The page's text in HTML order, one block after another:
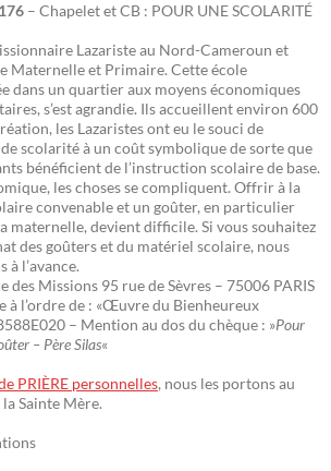
– Chapelet et CB : POUR UNE SCOLARITÉ
Lazariste au Nord-Cameroun et
Maternelle et Primaire. Cette école
dans un quartier aux moyens économiques
s’est agrandie. Ils accueillent environ 600
les Lazaristes ont eu le souci de
scolarité à un coût symbolique de sorte que
bénéficient de l’instruction scolaire de base.
les choses se compliquent. Offrir à la
convenable et un goûter, en particulier
maternelle, devient difficile. Si vous souhaitez
des goûters et du matériel scolaire, nous
à l’avance.
des Missions 95 rue de Sèvres – 75006 PARIS
à l’ordre de : «Œuvre du Bienheureux
– Mention au dos du chèque : »Pour
– Père Silas«
PRIÈRE personnelles, nous les portons au
Sainte Mère.